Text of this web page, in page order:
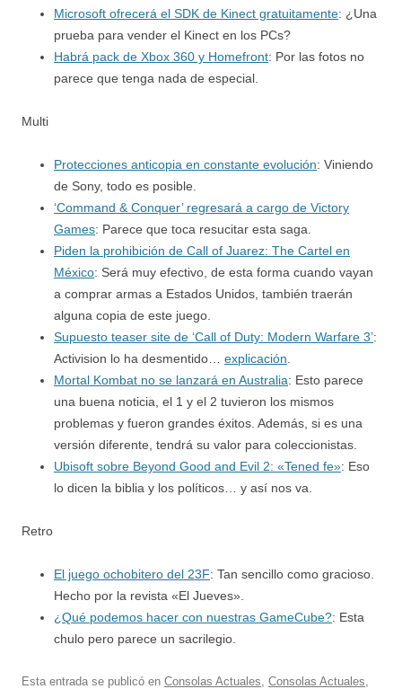
Microsoft ofrecerá el SDK de Kinect gratuitamente: ¿Una
prueba para vender el Kinect en los PCs?
Habrá pack de Xbox 360 y Homefront: Por las fotos no
parece que tenga nada de especial.
Multi
Protecciones anticopia en constante evolución: Viniendo
de Sony, todo es posible.
‘Command & Conquer’ regresará a cargo de Victory
Games: Parece que toca resucitar esta saga.
Piden la prohibición de Call of Juarez: The Cartel en
México: Será muy efectivo, de esta forma cuando vayan
a comprar armas a Estados Unidos, también traerán
alguna copia de este juego.
Supuesto teaser site de ‘Call of Duty: Modern Warfare 3’:
Activision lo ha desmentido… explicación
Mortal Kombat no se lanzará en Australia: Esto parece
una buena noticia, el 1 y el 2 tuvieron los mismos
problemas y fueron grandes éxitos. Además, si es una
versión diferente, tendrá su valor para coleccionistas.
Ubisoft sobre Beyond Good and Evil 2: «Tened fe»: Eso
lo dicen la biblia y los políticos… y así nos va.
Retro
El juego ochobitero del 23F: Tan sencillo como gracioso.
Hecho por la revista «El Jueves».
¿Qué podemos hacer con nuestras GameCube?: Esta
chulo pero parece un sacrilegio.
Esta entrada se publicó en Consolas Actuales, Consolas Actuales,